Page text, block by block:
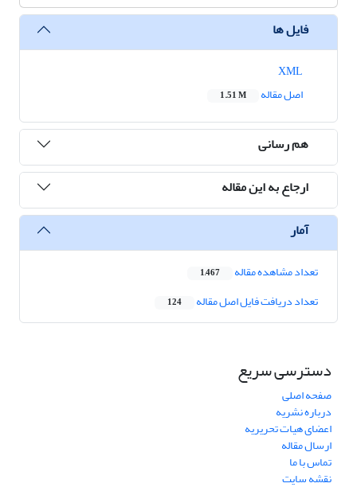
فایل ها
اصل مقاله
1.51 M
هم رسانی
ارجاع به این مقاله
آمار
تعداد مشاهده مقاله 1,467
تعداد دریافت فایل اصل مقاله 124
دسترسی سریع
صفحه اصلی
درباره نشریه
اعضای هیات تحریریه
ارسال مقاله
تماس با ما
نقشه سایت